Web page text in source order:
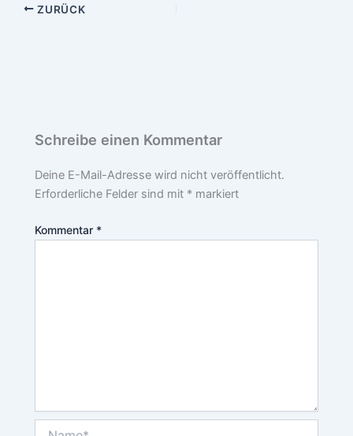
ZURÜCK
Schreibe einen Kommentar
Deine E-Mail-Adresse wird nicht veröffentlicht.
Erforderliche Felder sind mit * markiert
Kommentar *